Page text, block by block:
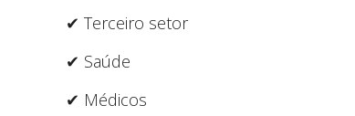
✔ Terceiro setor
✔ Saúde
✔ Médicos